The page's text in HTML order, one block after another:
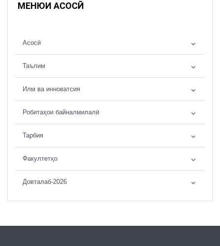
МЕНЮИ АСОСӢ
Асосӣ
Таълим
Илм ва инноватсия
Робитаҳои байналмилалӣ
Тарбия
Факултетҳо
Довталаб-2026